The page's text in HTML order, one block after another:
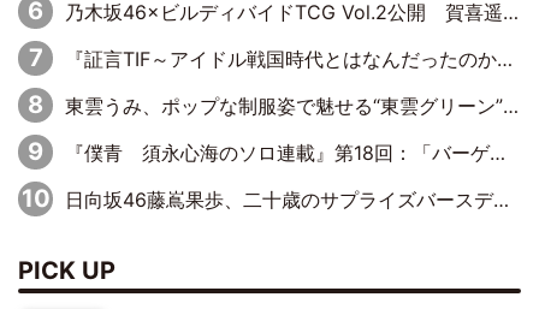
乃木坂46×ビルディバイドTCG Vol.2公開 賀喜遥香＆田村真佑が『京まふ』ステージに登壇
『証言TIF～アイドル戦国時代とはなんだったのか～』第8回：Negicco・Nao☆×Megu×Kaede「東京からオファーが来たのと、梨の皮剥きとどっちが大事なんだって」
東雲うみ、ポップな制服姿で魅せる“東雲グリーン”の正体
『僕青 須永心海のソロ連載』第18回：「バーゲンセールハンターみうな inしまむら」編
日向坂46藤嶌果歩、二十歳のサプライズバースデーに大喜び「頼られる先輩になれるように努力していきたい」
PICK UP